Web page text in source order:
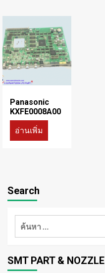
Panasonic
KXFE0008A00
อ่านเพิ่ม
Search
ค้นหา
SMT PART & NOZZLE